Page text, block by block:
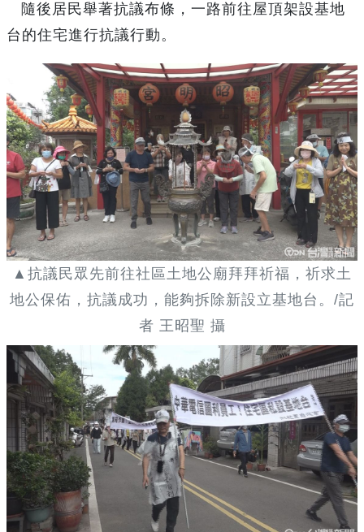
隨後居民舉著抗議布條，一路前往屋頂架設基地
台的住宅進行抗議行動。
▲抗議民眾先前往社區土地公廟拜拜祈福，祈求土
地公保佑，抗議成功，能夠拆除新設立基地台。/記
者 王昭聖 攝